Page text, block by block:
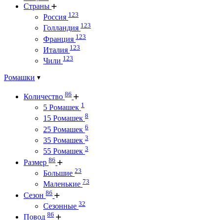
Страны
Россия 123
Голландия 123
Франция 123
Италия 123
Чили 123
Ромашки
Количество 86
5 Ромашек 1
15 Ромашек 8
25 Ромашек 6
35 Ромашек 3
55 Ромашек 3
Размер 86
Большие 23
Маленькие 73
Сезон 86
Сезонные 32
Повод 86